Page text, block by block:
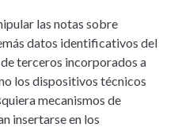
las notas sobre
datos identificativos del
terceros incorporados a
los dispositivos técnicos
mecanismos de
insertarse en los